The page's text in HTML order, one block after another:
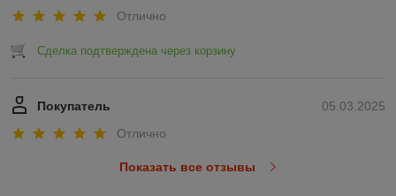
Отлично
Сделка подтверждена через корзину
05.03.2025
Покупатель
Отлично
Показать все отзывы